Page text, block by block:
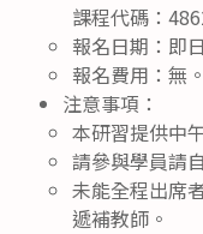
課程代碼：
報名日期：即
報名費用：無。
注意事項：
本研習提供中
請參與學員請
未能全程出席
遞補教師。